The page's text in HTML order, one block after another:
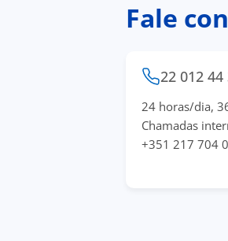
Fale
22 012 44
24 horas/dia,
Chamadas
+351 217 704